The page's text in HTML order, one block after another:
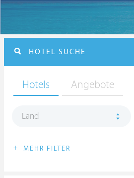
HOTEL SUCHE
Hotels Angebote
Land
+ MEHR FILTER